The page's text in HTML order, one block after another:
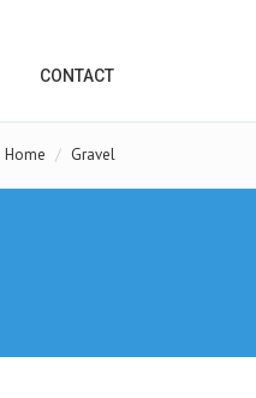
CONTACT
Home Gravel